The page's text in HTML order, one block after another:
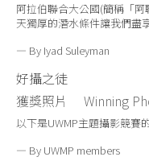
阿拉伯聯合大公國(簡稱「
天獨厚的潛水條件讓我們盡
— By Iyad Suleyman
好攝之徒
獲獎照片 Winning
以下是UWMP主題攝影競賽
— By UWMP members